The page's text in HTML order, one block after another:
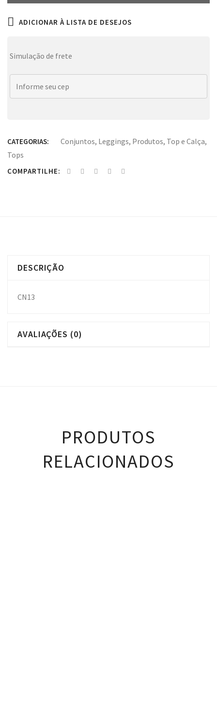
ADICIONAR À LISTA DE DESEJOS
Simulação de frete
CATEGORIAS: Conjuntos, Leggings, Produtos, Top e Calça,
Tops
COMPARTILHE:
DESCRIÇÃO
CN13
AVALIAÇÕES (0)
PRODUTOS
RELACIONADOS